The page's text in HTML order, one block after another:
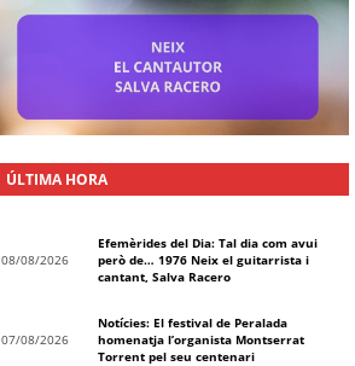
ÚLTIMA HORA
08/08/2026
Efemèrides del Dia: Tal dia com avui
però de… 1976 Neix el guitarrista i
cantant, Salva Racero
07/08/2026
Notícies: El festival de Peralada
homenatja l’organista Montserrat
Torrent pel seu centenari